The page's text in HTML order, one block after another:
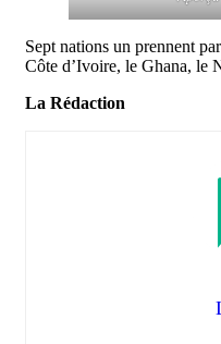
Sept nations un prennent
Côte d’Ivoire, le Ghana, le
La Rédaction